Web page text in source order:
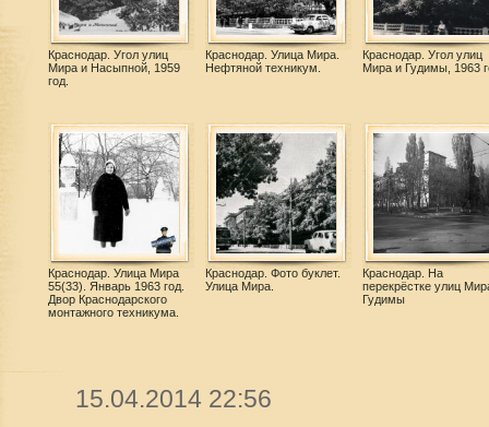
Краснодар. Угол улиц
Мира и Насыпной, 1959
год.
Краснодар. Улица Мира.
Нефтяной техникум.
Краснодар. Угол улиц
Мира и Гудимы, 1963
Краснодар. Улица Мира
55(33). Январь 1963 год.
Двор Краснодарского
монтажного техникума.
Краснодар. Фото буклет.
Улица Мира.
Краснодар. На
перекрёстке улиц
Гудимы
15.04.2014 22:56